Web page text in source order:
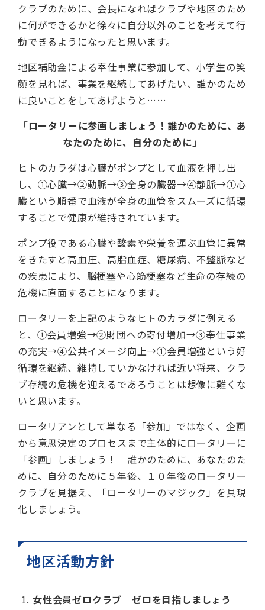
クラブのために、会長になればクラブや地区のため
に何ができるかと徐々に自分以外のことを考えて行
動できるようになったと思います。
地区補助金による奉仕事業に参加して、小学生の笑
顔を見れば、事業を継続してあげたい、誰かのため
に良いことをしてあげようと……
「ロータリーに参画しましょう！誰かのために、あ
なたのために、自分のために」
ヒトのカラダは心臓がポンプとして血液を押し出
し、①心臓→②動脈→③全身の臓器→④静脈→①心
臓という順番で血液が全身の血管をスムーズに循環
することで健康が維持されています。
ポンプ役である心臓や酸素や栄養を運ぶ血管に異常
をきたすと高血圧、高脂血症、糖尿病、不整脈など
の疾患により、脳梗塞や心筋梗塞など生命の存続の
危機に直面することになります。
ロータリーを上記のようなヒトのカラダに例える
と、①会員増強→②財団への寄付増加→③奉仕事業
の充実→④公共イメージ向上→①会員増強という好
循環を継続、維持していかなければ近い将来、クラ
ブ存続の危機を迎えるであろうことは想像に難くな
いと思います。
ロータリアンとして単なる「参加」ではなく、企画
から意思決定のプロセスまで主体的にロータリーに
「参画」しましょう！ 誰かのために、あなたのた
めに、自分のために５年後、１０年後のロータリー
クラブを見据え、「ロータリーのマジック」を具現
化しましょう。
地区活動方針
女性会員ゼロクラブ ゼロを目指しましょう